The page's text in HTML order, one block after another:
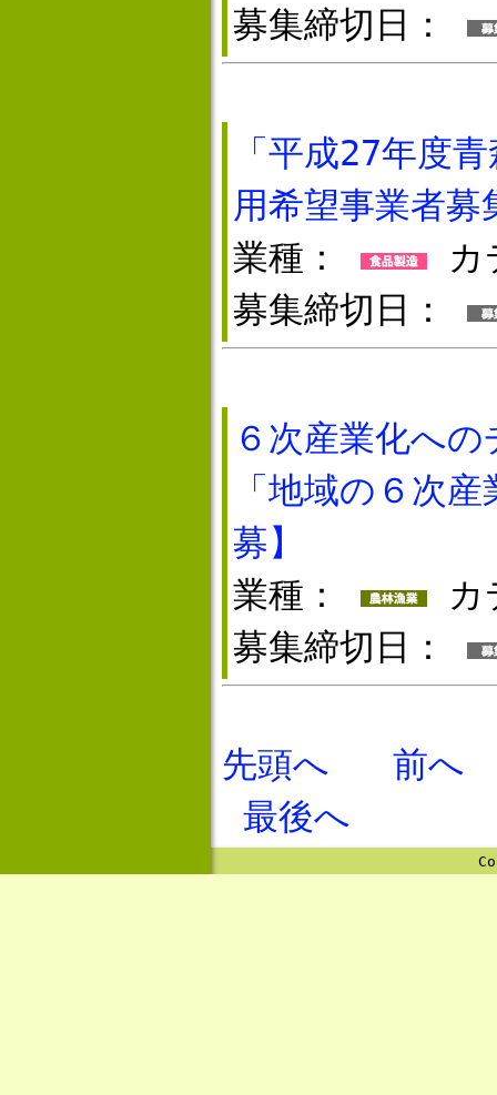
募集締切日：
「平成27年度
用希望事業者
業種：
カ
募集締切日：
６次産業化へ
「地域の６次
募】
業種：
カ
募集締切日：
先頭へ
前へ
最後へ